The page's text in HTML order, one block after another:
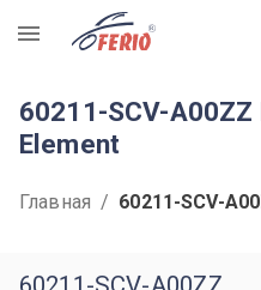
R
60211-SCV-
Element
Главная / 60211-SCV-